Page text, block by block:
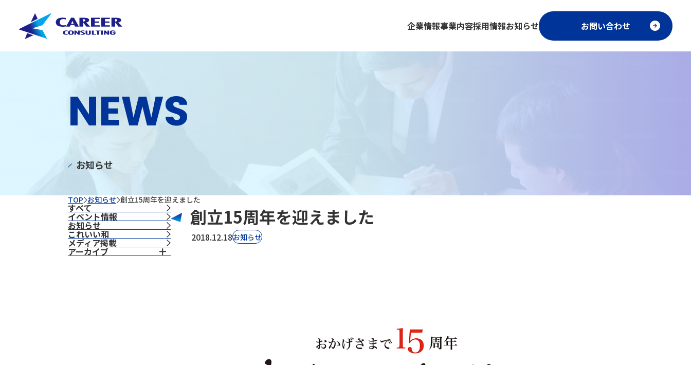
企業情報事業内容採用情報お知らせ お問い合わせ
NEWS
お知らせ
TOP お知らせ 創立15周年を迎えました
すべて
イベント情報
お知らせ
これいい和
⁨⁩メディア掲載
アーカイブ
創立15周年を迎えました
2018.12.18お知らせ